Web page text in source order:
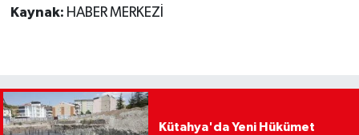
Kaynak: HABER MERKEZİ
Kütahya'da Yeni Hükümet